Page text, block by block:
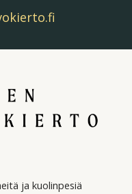
ja kuolinpesiä